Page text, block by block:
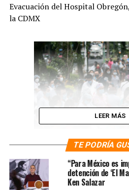
Evacuación del Hospital
la CDMX
Foto:
LEER MÁS
TE PODRÍA
“Para México es
detención de ‘El
Ken Salazar